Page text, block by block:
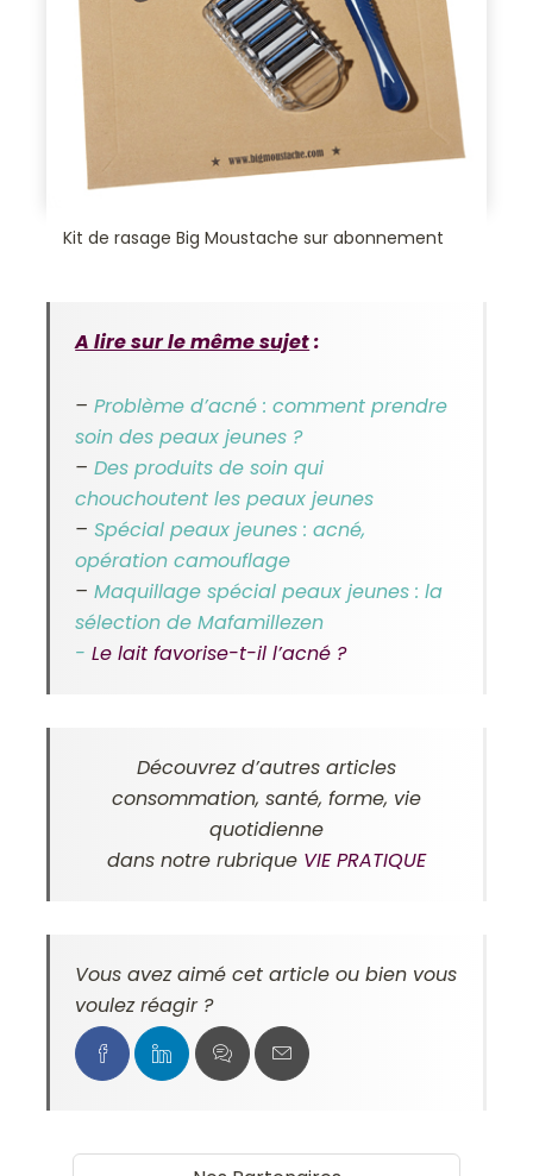
Kit de rasage Big Moustache sur abonnement
A lire sur le même sujet:
–Problème d’acné : comment prendre
soin des peaux jeunes ?
–Des produits de soin qui
chouchoutent les peaux jeunes
–Spécial peaux jeunes : acné,
opération camouflage
–Maquillage spécial peaux jeunes : la
sélection de Mafamillezen
-Le lait favorise-t-il l’acné ?
Découvrez d’autres articles
consommation, santé, forme, vie
quotidienne
dans notre rubrique VIE PRATIQUE
Vous avez aimé cet article ou bien vous
voulez réagir ?